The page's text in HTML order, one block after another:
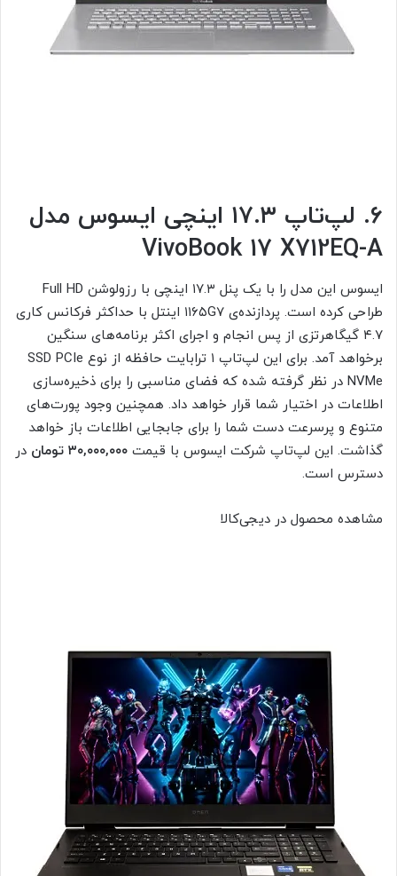
۶. لپ‌تاپ ۱۷.۳ اینچی ایسوس مدل
VivoBook 17 X712EQ-A
ایسوس این مدل را با یک پنل ۱۷.۳ اینچی با رزولوشن Full HD
طراحی کرده است. پردازنده‌ی ۱۱۶۵G7 اینتل با حداکثر فرکانس کاری
۴.۷ گیگاهرتزی از پس انجام و اجرای اکثر برنامه‌‌های سنگین
برخواهد آمد. برای این لپ‌تاپ ۱ ترابایت حافظه از نوع SSD PCIe
NVMe در نظر گرفته شده که فضای مناسبی را برای ذخیره‌سازی
اطلاعات در اختیار شما قرار خواهد داد. همچنین وجود پورت‌های
متنوع و پرسرعت دست شما را برای جابجایی اطلاعات باز خواهد
گذاشت. این لپ‌‌تاپ شرکت ایسوس با قیمت ۳۰,۰۰۰,۰۰۰ تومان
در
دسترس است.
مشاهده محصول در دیجی‌کالا